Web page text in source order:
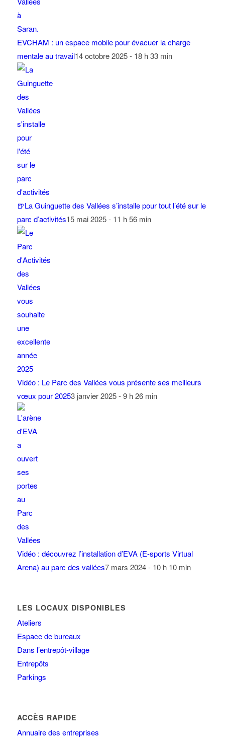
EVCHAM : un espace mobile pour évacuer la charge
mentale au travail14 octobre 2025 - 18 h 33 min
🍺La Guinguette des Vallées s’installe pour tout l’été sur le
parc d’activités15 mai 2025 - 11 h 56 min
Vidéo : Le Parc des Vallées vous présente ses meilleurs
vœux pour 20253 janvier 2025 - 9 h 26 min
Vidéo : découvrez l’installation d’EVA (E-sports Virtual
Arena) au parc des vallées7 mars 2024 - 10 h 10 min
LES LOCAUX DISPONIBLES
Ateliers
Espace de bureaux
Dans l’entrepôt-village
Entrepôts
Parkings
ACCÈS RAPIDE
Annuaire des entreprises